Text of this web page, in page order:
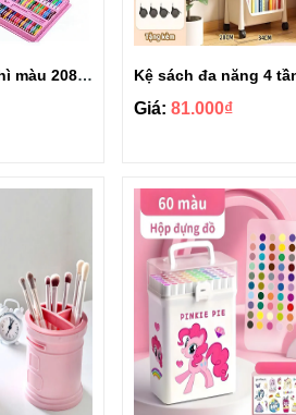
Bộ hộp bút chì màu 208 chi tiết cho bé
Giá:81.000₫